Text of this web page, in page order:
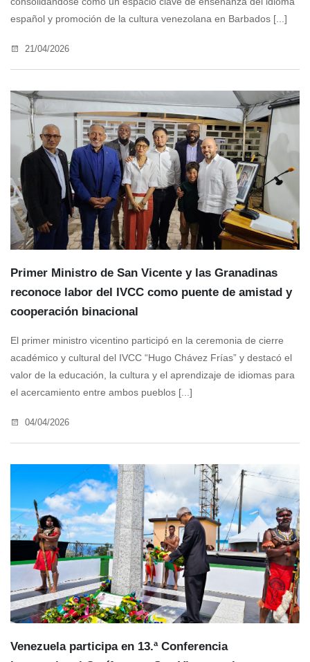
español y promoción de la cultura venezolana en Barbados [...]
21/04/2026
Primer Ministro de San Vicente y las Granadinas
reconoce labor del IVCC como puente de amistad y
cooperación binacional
El primer ministro vicentino participó en la ceremonia de cierre
académico y cultural del IVCC “Hugo Chávez Frías” y destacó el
valor de la educación, la cultura y el aprendizaje de idiomas para
el acercamiento entre ambos pueblos [...]
04/04/2026
Venezuela participa en 13.ª Conferencia